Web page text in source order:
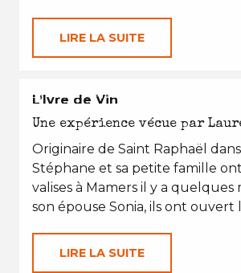
LIRE LA SUITE
EN TOUTES SAISONS
L’Ivre de Vin
Une expérience vécue par
Originaire de Saint Raphaël
Stéphane et sa petite famille
valises à Mamers il y a quelques
son épouse Sonia, ils ont ouvert
LIRE LA SUITE